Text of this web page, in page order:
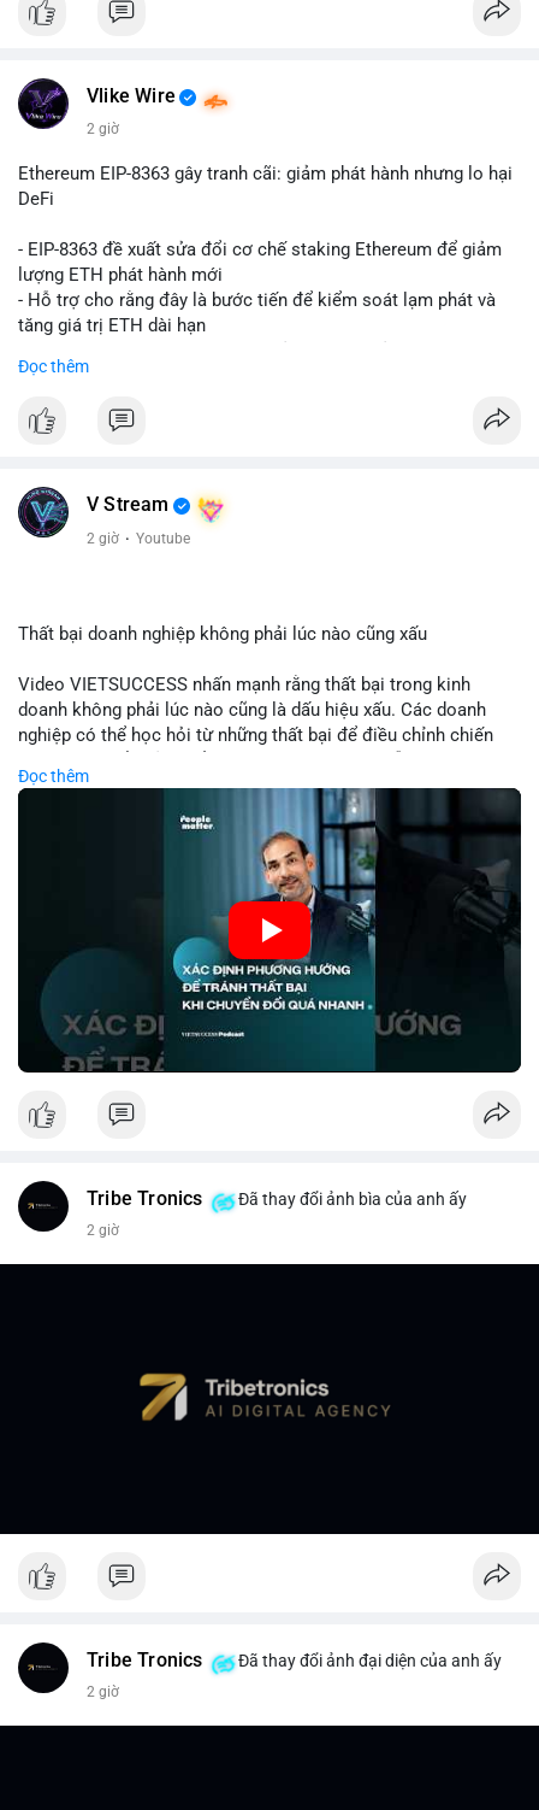
Vlike Wire
2 giờ
Ethereum EIP-8363 gây tranh cãi: giảm phát hành nhưng lo hại
DeFi
- EIP-8363 đề xuất sửa đổi cơ chế staking Ethereum để giảm
lượng ETH phát hành mới
- Hỗ trợ cho rằng đây là bước tiến để kiểm soát lạm phát và
tăng giá trị ETH dài hạn
động lực staking, ảnh hưởng đến bảo mật mạng lưới
tập trung và làm chậm sự tham gia của nhà đầu tư istituционаl
#binancesquare #cryptonews
Đọc thêm
V Stream
2 giờ · Youtube
Thất bại doanh nghiệp không phải lúc nào cũng xấu
Video VIETSUCCESS nhấn mạnh rằng thất bại trong kinh
doanh không phải lúc nào cũng là dấu hiệu xấu. Các doanh
nghiệp có thể học hỏi từ những thất bại để điều chỉnh chiến
trình. Trong lĩnh vực tài chính và crypto, hiểu rõ nguyên nhân
thất bại giúp quản lý rủi ro hiệu quả và tránh lặp lại sai lầm.
Điều này đặc biệt quan trọng khi áp dụng vào các mô hình kinh
doanh mới hoặc đầu tư vào dự án blockchain.
🎥 Xem video trực tiếp tại:
Nguồn: VIETSUCCESS
Đọc thêm
Tribe Tronics Đã thay đổi ảnh bìa của anh ấy
2 giờ
Tribe Tronics Đã thay đổi ảnh đại diện của anh ấy
2 giờ